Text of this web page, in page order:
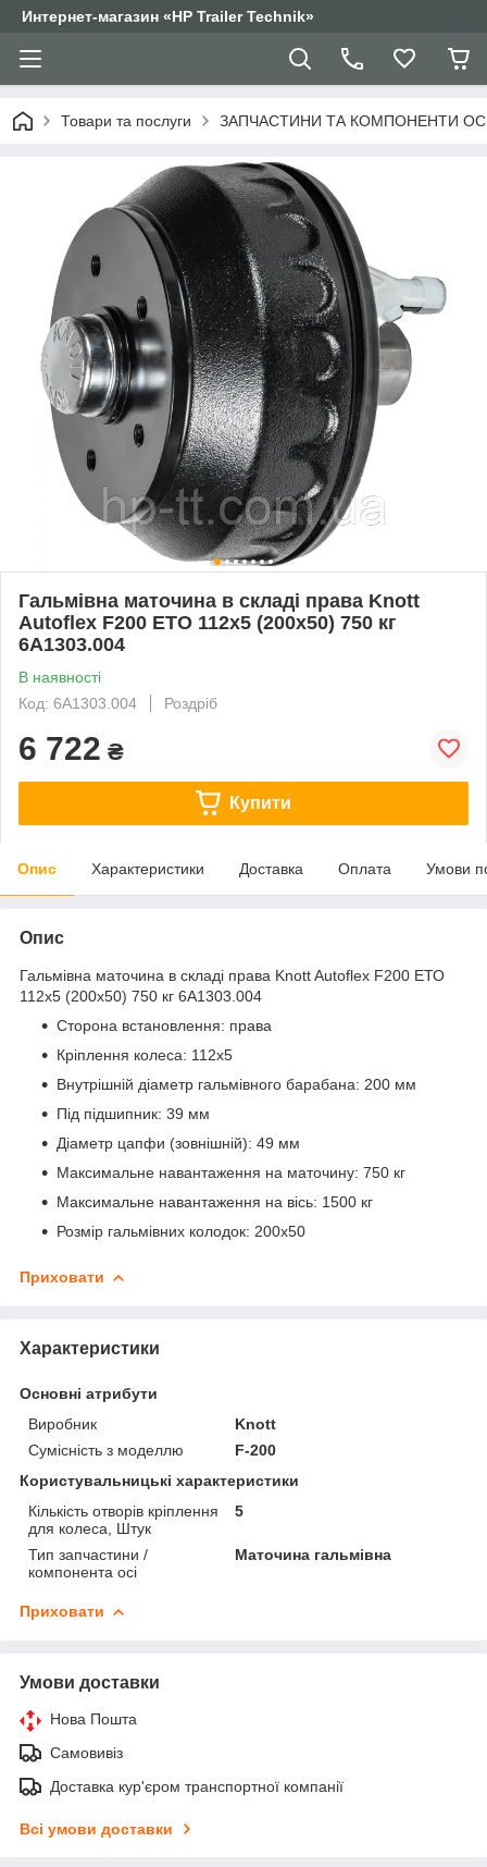
Интернет-магазин «HP Trailer Technik»
Товари та послуги ЗАПЧАСТИНИ ТА КОМПОНЕНТИ
Гальмівна маточина в складі права Knott
Autoflex F200 EТО 112x5 (200x50) 750 кг
6A1303.004
В наявності
Код: 6A1303.004
Роздріб
6 722 ₴
Купити
Опис Характеристики Доставка Оплата Умови
Опис
Гальмівна маточина в складі права Knott Autoflex F200 EТО
112x5 (200x50) 750 кг 6A1303.004
Сторона встановлення: права
Кріплення колеса: 112х5
Внутрішній діаметр гальмівного барабана: 200 мм
Під підшипник: 39 мм
Діаметр цапфи (зовнішній): 49 мм
Максимальне навантаження на маточину: 750 кг
Максимальне навантаження на вісь: 1500 кг
Розмір гальмівних колодок: 200х50
Приховати
Характеристики
Основні атрибути
Виробник
Knott
Сумісність з моделлю
F-200
Користувальницькі характеристики
Кількість отворів кріплення
для колеса, Штук
5
Тип запчастини /
компонента осі
Маточина гальмівна
Приховати
Умови доставки
Нова Пошта
Самовивіз
Доставка кур'єром транспортної компанії
Всі умови доставки